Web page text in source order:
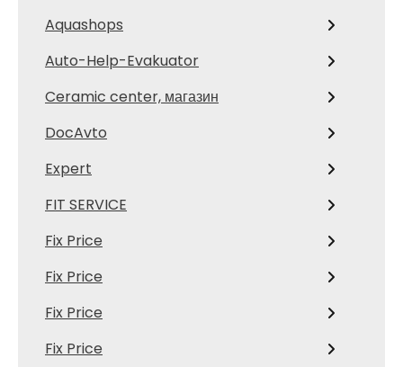
Aquashops
Auto-Help-Evakuator
Ceramic center, магазин
DocAvto
Expert
FIT SERVICE
Fix Price
Fix Price
Fix Price
Fix Price